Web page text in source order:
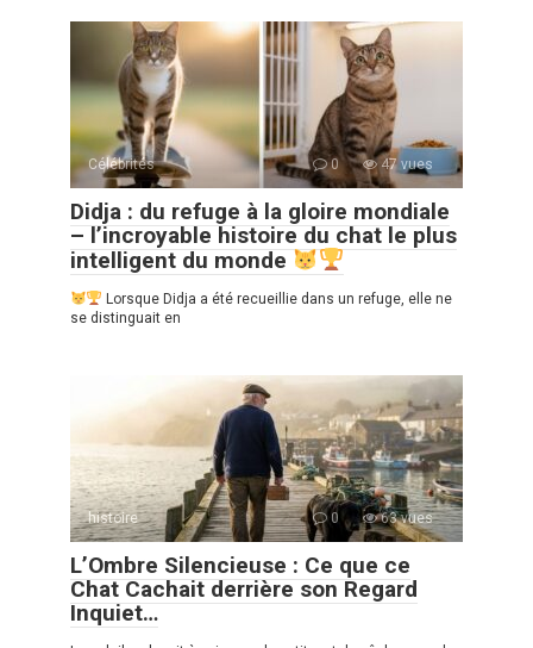
Célébrités 0 47 vues
Didja : du refuge à la gloire mondiale
– l’incroyable histoire du chat le plus
intelligent du monde
Lorsque Didja a été recueillie dans un refuge, elle ne
se distinguait en
histoire 0 63 vues
L’Ombre Silencieuse : Ce que ce
Chat Cachait derrière son Regard
Inquiet…